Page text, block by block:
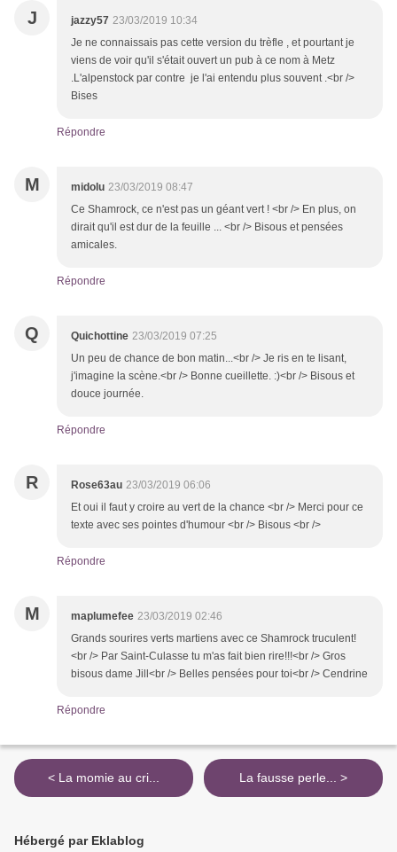
J jazzy57 23/03/2019 10:34
Je ne connaissais pas cette version du trèfle , et pourtant je
viens de voir qu'il s'était ouvert un pub à ce nom à Metz
.L'alpenstock par contre je l'ai entendu plus souvent .<br />
Bises
Répondre
M midolu 23/03/2019 08:47
Ce Shamrock, ce n'est pas un géant vert ! <br /> En plus, on
dirait qu'il est dur de la feuille ... <br /> Bisous et pensées
amicales.
Répondre
Q Quichottine 23/03/2019 07:25
Un peu de chance de bon matin...<br /> Je ris en te lisant,
j'imagine la scène.<br /> Bonne cueillette. :)<br /> Bisous et
douce journée.
Répondre
R Rose63au 23/03/2019 06:06
Et oui il faut y croire au vert de la chance <br /> Merci pour ce
texte avec ses pointes d'humour <br /> Bisous <br />
Répondre
M maplumefee 23/03/2019 02:46
Grands sourires verts martiens avec ce Shamrock truculent!
<br /> Par Saint-Culasse tu m'as fait bien rire!!!<br /> Gros
bisous dame Jill<br /> Belles pensées pour toi<br /> Cendrine
Répondre
< La momie au cri... La fausse perle... >
Hébergé par Eklablog